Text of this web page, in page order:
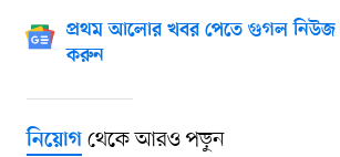
প্রথম আলোর খবর পেতে গুগল নিউজ
করুন
নিয়োগথেকে আরও পড়ুন